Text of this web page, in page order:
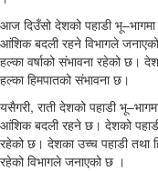
आज दिउँसो देशको पहाडी
आंशिक बदली रहने विभागले
हल्का वर्षाको संभावना रहेको छ।
हल्का हिमपातको संभावना छ।
यसैगरी, राती देशको पहाडी
आंशिक बदली रहने छ। देशको
रहेको छ। देशका उच्च पहाडी तथा
रहेको विभागले जनाएको छ ।